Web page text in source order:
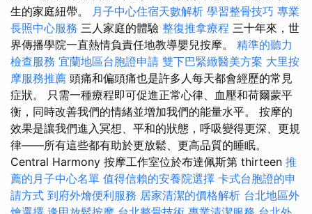
生的家庭紐帶。 月子中心住宿天數解析 學習整骨技巧 專業
長照中心服務 三人家庭的體驗 整復推拿療程 三十年來，世
界傳播學院一直熱情負責任地教導嬰兒按摩。 精準的聽力
檢查服務 宜蘭地區台胞證申請 雙下巴緊緻醫美方案 大里按
摩服務推薦 頭痛和偏頭痛也是許多人每天都會經歷的常見
症狀。 只需一種療程即可促進正常心律、血壓和荷爾蒙平
衡，同時改善我們的情緒並增加我們的能量水平。 按摩的
效果是讓我們進入冥想、平和的狀態，呼吸變得更深、更規
律——所有這些都有助於更放鬆、更高品質的睡眠。
Central Harmony 按摩工作室位於布達佩斯第 thirteen 推
薦的月子中心名單 值得信賴的安養院選擇 卡式台胞證的申
請方式 到府外燴便利服務 居家清潔的價格解析 台北地區外